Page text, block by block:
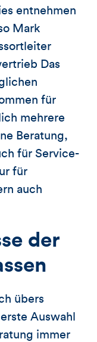
entnehmen
Mark
Das
für
mehrere
Beratung,
für Service-
für
auch
der
übers
Auswahl
immer